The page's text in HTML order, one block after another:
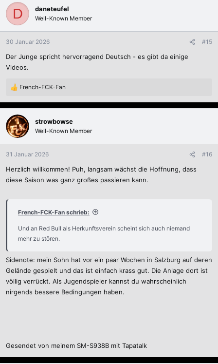
k
i
o
n
n
:
D daneteufel
Well-Known Member
30 Januar 2026 #15
Der Junge spricht hervorragend Deutsch - es gibt da einige
Videos.
R
a
k
t
i
o
n
n
:
French-FCK-Fan
strowbowse
Well-Known Member
31 Januar 2026 #16
Herzlich willkommen! Puh, langsam wächst die Hoffnung, dass
diese Saison was ganz großes passieren kann.
French-FCK-Fan schrieb:
Und an Red Bull als Herkunftsverein scheint sich auch niemand
mehr zu stören.
Sidenote: mein Sohn hat vor ein paar Wochen in Salzburg auf deren
Gelände gespielt und das ist einfach krass gut. Die Anlage dort ist
völlig verrückt. Als Jugendspieler kannst du wahrscheinlich
nirgends bessere Bedingungen haben.
Gesendet von meinem SM-S938B mit Tapatalk